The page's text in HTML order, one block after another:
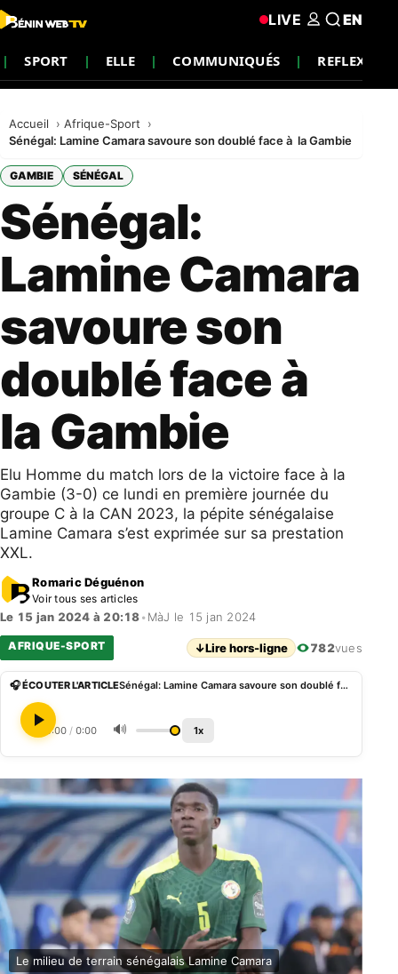
SPORT ELLE COMMUNIQUÉS REFLEXION
LIVE EN
Accueil
Afrique-Sport
Sénégal: Lamine Camara savoure son doublé face à la Gambie
GAMBIE SÉNÉGAL
Sénégal:
Lamine Camara
savoure son
doublé face à
la Gambie
Elu Homme du match lors de la victoire face à la
Gambie (3-0) ce lundi en première journée du
groupe C à la CAN 2023, la pépite sénégalaise
Lamine Camara s’est exprimée sur sa prestation
XXL.
Romaric Déguénon
Voir tous ses articles
Le 15 jan 2024 à 20:18• MàJ le 15 jan 2024
AFRIQUE-SPORT ↓Lire hors-ligne 782vues
🎧 ÉCOUTER L'ARTICLE Sénégal: Lamine Camara savoure son doublé face à la Gambie
0:00 / 0:00 🔊 1x
Le milieu de terrain sénégalais Lamine Camara